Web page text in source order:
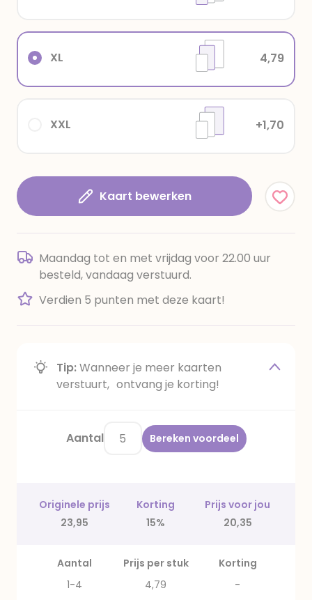
XXL +1,70
XL 4,79
Kaart bewerken
Maandag tot en met vrijdag voor 22.00 uur
besteld, vandaag verstuurd.
Verdien 5 punten met deze kaart!
Tip:Wanneer je meer kaarten
verstuurt, ontvang je korting!
Aantal Bereken voordeel
Originele prijs Korting
Prijs voor jou
23,95
15% 20,35
Aantal Prijs per stuk
Korting
1-4
4,79
-